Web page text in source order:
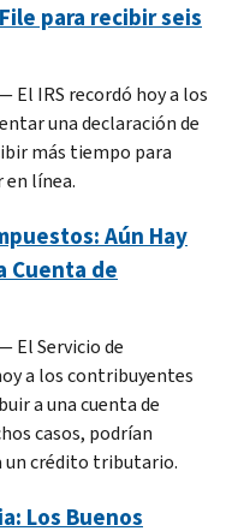
para recibir seis
El IRS recordó hoy a los
una declaración de
más tiempo para
en línea.
Aún Hay
Cuenta de
El Servicio de
a los contribuyentes
a una cuenta de
casos, podrían
un crédito tributario.
Los Buenos